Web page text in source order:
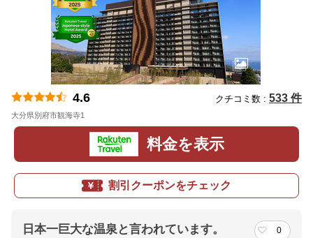
4.6 クチコミ数 : 533 件
大分県別府市観海寺1
料金を表示
割引クーポンをチェック
日本一巨大な温泉と言われています。 0